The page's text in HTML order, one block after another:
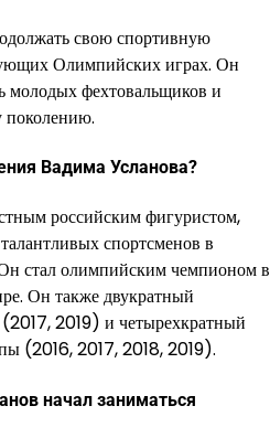
свою спортивную
Олимпийских играх. Он
молодых фехтовальщиков и
поколению.
Вадима Усланова?
российским фигуристом,
спортсменов в
стал олимпийским чемпионом в
Он также двукратный
2019) и четырехкратный
(2016, 2017, 2018, 2019).
начал заниматься